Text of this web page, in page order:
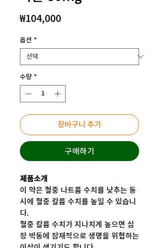
₩104,000가
옵션 *
수량 *
장바구니 추가
구매하기
제품소개
이 약은 혈중 나트륨 수치를 낮추는 동
시에 혈중 칼륨 수치를 높일 수 있습니
다.
혈중 칼륨 수치가 지나치게 높으면 심
장 박동에 잠재적으로 생명을 위협하는